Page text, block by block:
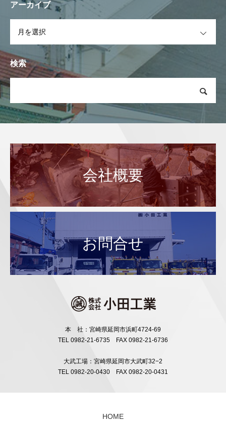
アーカイブ
検索
会社概要
お問合せ
本 社：宮崎県延岡市浜町4724-69
TEL 0982-21-6735 FAX 0982-21-6736
大武工場：宮崎県延岡市大武町32−2
TEL 0982-20-0430 FAX 0982-20-0431
HOME